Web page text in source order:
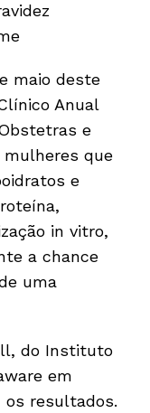
maio deste
Anual
e
que
e
in vitro,
a chance
uma
do Instituto
em
os resultados.